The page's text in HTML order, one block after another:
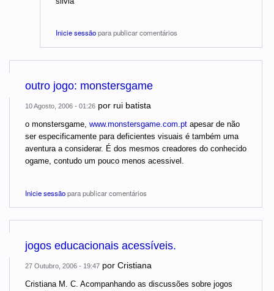
Inicie sessãopara publicar comentários
outro jogo: monstersgame
10 Agosto, 2006 - 01:26 por rui batista
o monstersgame, www.monstersgame.com.pt apesar de não
ser especificamente para deficientes visuais é também uma
aventura a considerar. É dos mesmos creadores do conhecido
ogame, contudo um pouco menos acessivel.
Inicie sessãopara publicar comentários
jogos educacionais acessíveis.
27 Outubro, 2006 - 19:47 por Cristiana
Cristiana M. C. Acompanhando as discussões sobre jogos